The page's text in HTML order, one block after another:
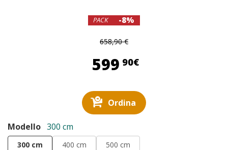
PACK -8%
658,90 €
599 90€599,90 €
Ordina
Modello 300 cm
300 cm 400 cm 500 cm